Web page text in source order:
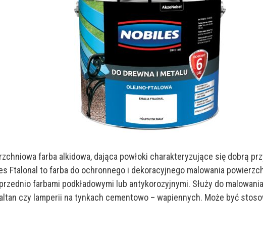
farba alkidowa, dająca powłoki charakteryzujące się dobrą
Ftalonal to farba do ochronnego i dekoracyjnego malowania
farbami podkładowymi lub antykorozyjnymi. Służy do
czy lamperii na tynkach cementowo – wapiennych. Może być